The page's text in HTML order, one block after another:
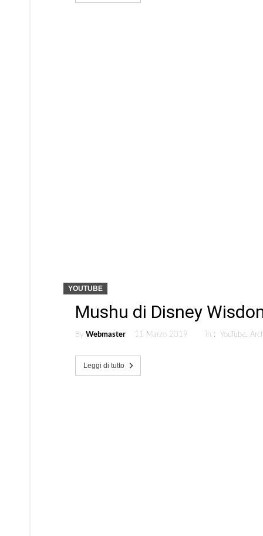
YOUTUBE
Mushu di Disney
By Webmaster 11 Marzo 2019 in : YouTube,
Leggi di tutto